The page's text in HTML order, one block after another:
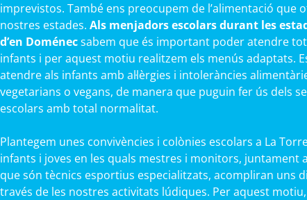
imprevistos. També ens preocupem de l’alimentació que
nostres estades. Als menjadors escolars durant les
d’en Doménecsabem que és important poder atendre
infants i per aquest motiu realitzem els menús adaptats.
atendre als infants amb al·lèrgies i intoleràncies
vegetarians o vegans, de manera que puguin fer ús dels
escolars amb total normalitat.
Plantegem unes convivències i colònies escolars a La
infants i joves en les quals mestres i monitors, juntament
que són tècnics esportius especialitzats, acompliran uns
través de les nostres activitats lúdiques. Per aquest motiu,